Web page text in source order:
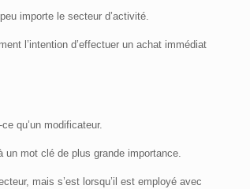
importe le secteur d’activité.
l’intention d’effectuer un achat immédiat
qu’un modificateur.
un mot clé de plus grande importance.
mais s’est lorsqu’il est employé avec